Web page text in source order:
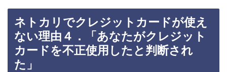
ネトカリでクレジットカードが使え
ない理由４．「あなたがクレジット
カードを不正使用したと判断され
た」